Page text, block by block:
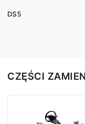
DS5
CZĘŚCI